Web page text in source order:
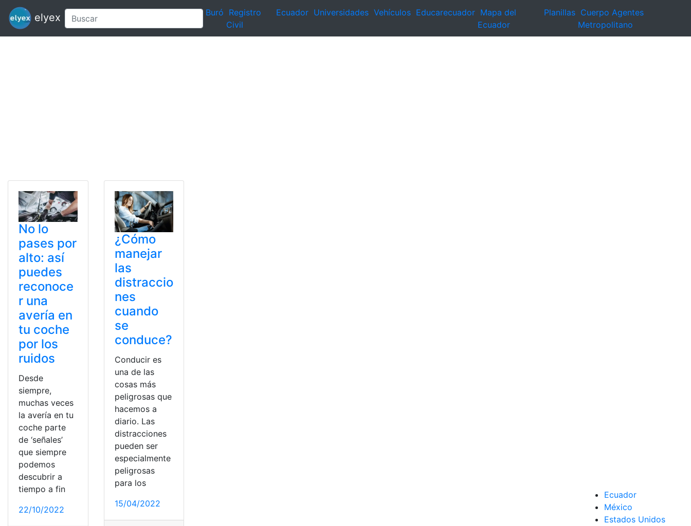
elyex Buró Registro
Civil
Ecuador Universidades Vehículos Educarecuador Mapa del
Ecuador
Planillas Cuerpo Agentes
Metropolitano
No lo
pases por
alto: así
puedes
reconoce
r una
avería en
tu coche
por los
ruidos
Desde
siempre,
muchas veces
la avería en tu
coche parte
de ‘señales’
que siempre
podemos
descubrir a
tiempo a fin
22/10/2022
¿Cómo
manejar
las
distraccio
nes
cuando
se
conduce?
Conducir es
una de las
cosas más
peligrosas que
hacemos a
diario. Las
distracciones
pueden ser
especialmente
peligrosas
para los
15/04/2022
Ecuador
México
Estados Unidos